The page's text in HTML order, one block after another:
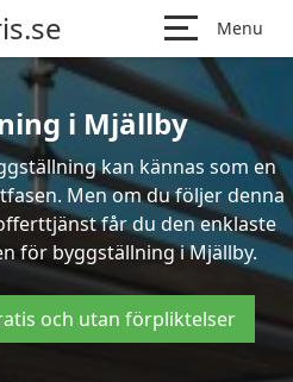
Menu
i Mjällby
kan kännas som en
Men om du följer denna
får du den enklaste
för byggställning i Mjällby.
och utan förpliktelser